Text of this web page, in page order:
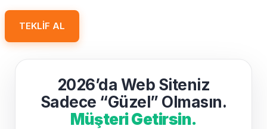
TEKLIF AL
2026’da Web Siteniz
Sadece “Güzel” Olmasın.
Müşteri Getirsin.